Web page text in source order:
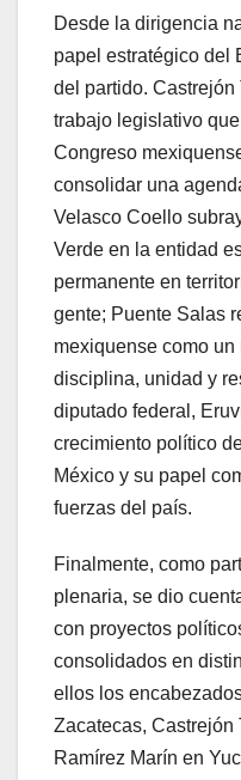
Desde la dirigencia
papel estratégico del
del partido. Castrejón
trabajo legislativo
Congreso
consolidar una
Velasco Coello
Verde en la entidad
permanente en
gente; Puente Salas
mexiquense como
disciplina, unidad y
diputado federal,
crecimiento político
México y su papel
fuerzas del país.
Finalmente, como
plenaria, se dio
con proyectos
consolidados en
ellos los
Zacatecas, Castrejón
Ramírez Marín en